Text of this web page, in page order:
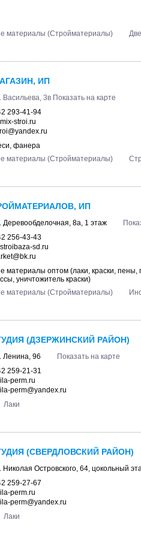
материалы (Стройматериалы)
ИП
Васильева, 3в Показать на карте
293-41-94
stroi.ru
фанера
материалы (Стройматериалы)
ИП
Деревообделочная, 8а, 1 этаж
256-43-43
sd.ru
оптом (лаки, краски, пены,
уничтожитель краски)
материалы (Стройматериалы)
(ДЗЕРЖИНСКИЙ РАЙОН)
Ленина, 96
Показать на карте
259-21-31
perm.ru
perm@yandex.ru
Лаки
(СВЕРДЛОВСКИЙ РАЙОН)
Николая Островского, 64, цокольный
259-27-67
perm.ru
perm@yandex.ru
Лаки